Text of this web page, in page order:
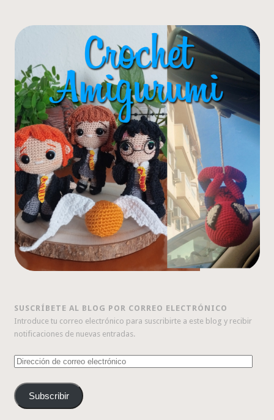
SUSCRÍBETE AL BLOG POR CORREO ELECTRÓNICO
Introduce tu correo electrónico para suscribirte a este blog y recibir
notificaciones de nuevas entradas.
Dirección
correo
electrónico
Subscribir